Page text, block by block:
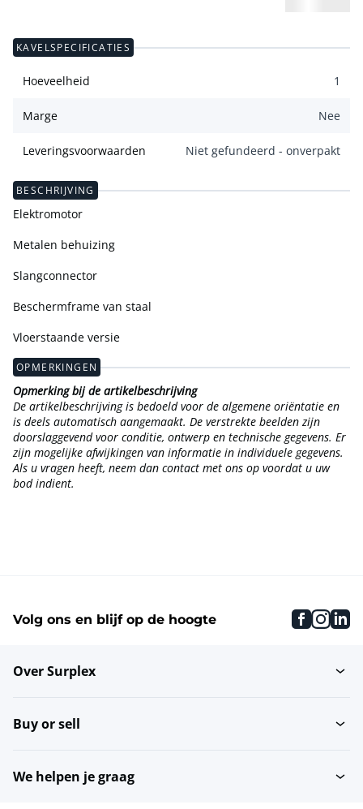
KAVELSPECIFICATIES
Hoeveelheid 1
Marge Nee
Leveringsvoorwaarden Niet gefundeerd - onverpakt
BESCHRIJVING
Elektromotor
Metalen behuizing
Slangconnector
Beschermframe van staal
Vloerstaande versie
OPMERKINGEN
Opmerking bij de artikelbeschrijving
De artikelbeschrijving is bedoeld voor de algemene oriëntatie en
is deels automatisch aangemaakt. De verstrekte beelden zijn
doorslaggevend voor conditie, ontwerp en technische gegevens. Er
zijn mogelijke afwijkingen van informatie in individuele gegevens.
Als u vragen heeft, neem dan contact met ons op voordat u uw
bod indient.
Volg ons en blijf op de hoogte
Over Surplex
Buy or sell
We helpen je graag